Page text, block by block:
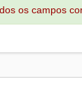
os campos